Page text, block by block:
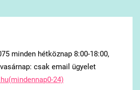
minden hétköznap 8:00-18:00,
csak email ügyelet
24)